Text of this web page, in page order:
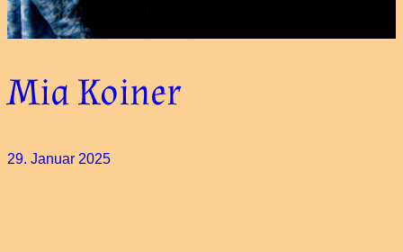
Mia Koiner
29. Januar 2025